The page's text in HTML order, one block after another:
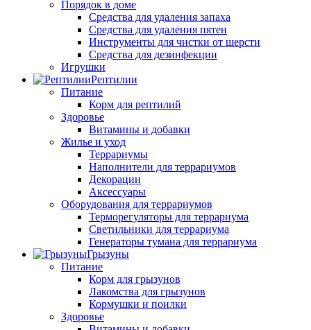
Порядок в доме
Средства для удаления запаха
Средства для удаления пятен
Инструменты для чистки от шерсти
Средства для дезинфекции
Игрушки
Рептилии
Питание
Корм для рептилий
Здоровье
Витамины и добавки
Жилье и уход
Террариумы
Наполнители для террариумов
Декорации
Аксессуары
Оборудования для террариумов
Терморегуляторы для террариума
Светильники для террариума
Генераторы тумана для террариума
Грызуны
Питание
Корм для грызунов
Лакомства для грызунов
Кормушки и поилки
Здоровье